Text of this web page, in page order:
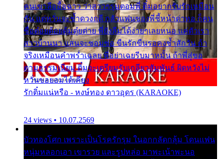
คนเขาลืออื้อฉาว ว่าสาวๆรุมตอมพี่ ติ๋มอยากรับรักเหมือน
กัน แต่หวั่นจะช้ำดวงฤดี กลัวแฟนของพี่ชี้หน้าด่าทอ ก็คน
ชื่อต๋อยต้อยตุ้มตุ๋ยต่าย พี่ยังลืมได้ง่ายๆเลยหนอ แค่ตัวเรา
สาวบ้านนา แสนจะซอมซ่อ ขืนรักขืนรอคงช้ำสักวัน ถ้า
จริงเหมือนคำพร่ำเฉลย พี่อย่าเฉยรีบมาหมั้น ถ้าพี่สู่ขอ
ตามธรรมเนียม ติ๋มจะเตรียมรับเกลียวสัมพันธ์ ผิดหวังไม่
หวั่นขอยอมได้เคียง
รักติ๋มแน่หรือ - หงษ์ทอง ดาวอุดร (KARAOKE)
24 views • 10.07.2569
บัวทองโศก เพราะเป็นโรครักรุม ในอกกลัดกลุ้ม โดนแฟน
หนุ่มหลอกเอา เขารวย และรูปหล่อ มาพะเน้าพะนอ